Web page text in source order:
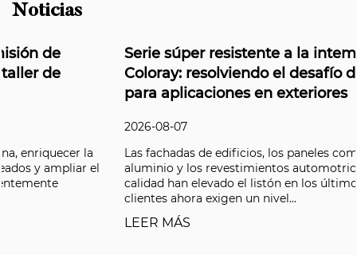
Noticias
Serie súper resistente a la intemperie de
Coloray: resolviendo el desafío de durabilidad
para aplicaciones en exteriores
Las fachadas de edificios, los paneles compuestos de
aluminio y los revestimientos automotrices de primera
calidad han elevado el listón en los últimos años, y los
clientes ahora exigen un nivel...